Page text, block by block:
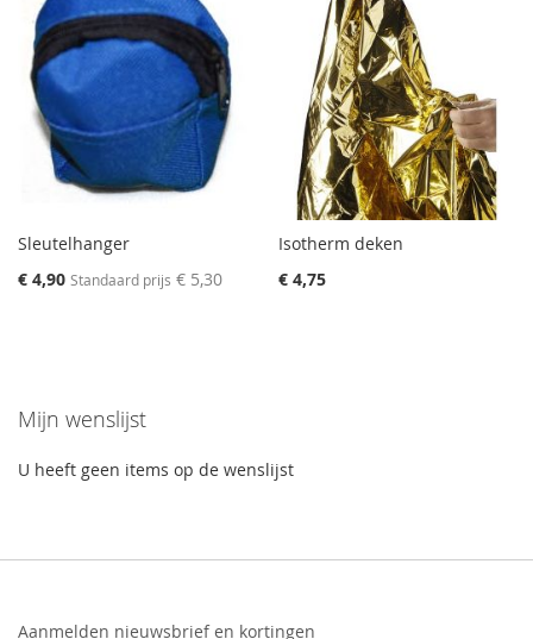
Sleutelhanger
Special
€ 4,90 Standaard prijs € 5,30
Isotherm deken
€ 4,75
Mijn wenslijst
U heeft geen items op de wenslijst
Aanmelden nieuwsbrief en kortingen